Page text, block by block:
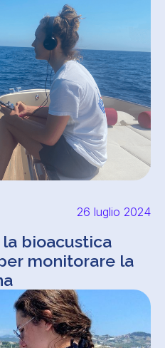
26 luglio 2024
bioacustica
monitorare la